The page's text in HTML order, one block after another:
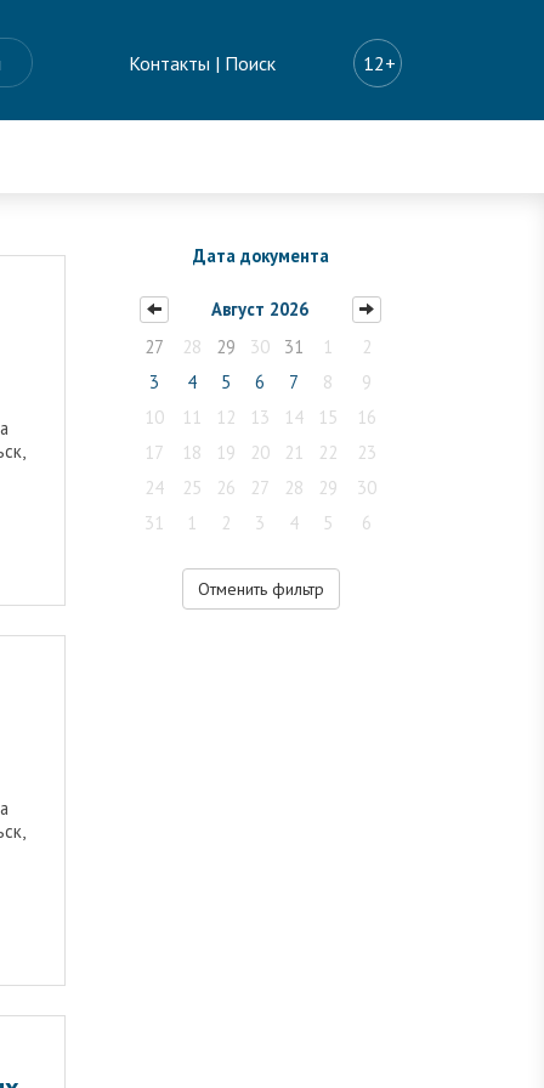
Контакты | Поиск 12+
Дата документа
Август 2026
27
28 29 30 31 1
2
3
4 5 6 7 8
9
10
11 12 13 14 15
16
17
18 19 20 21 22
23
24
25 26 27 28 29
30
31
1 2 3 4 5 6
Отменить фильтр